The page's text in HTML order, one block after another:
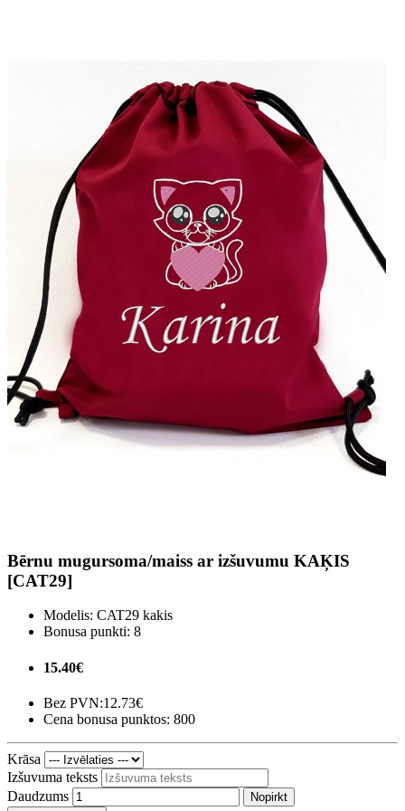
Bērnu mugursoma/maiss ar izšuvumu KAĶIS
[CAT29]
Modelis: CAT29 kakis
Bonusa punkti: 8
15.40€
Bez PVN:12.73€
Cena bonusa punktos: 800
Krāsa
Izšuvuma teksts
Daudzums
Nopirkt